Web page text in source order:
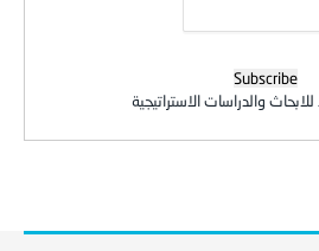
للابحاث والدراسات الاستراتيجية
للبحوث والدراسات الاستراتيجية.